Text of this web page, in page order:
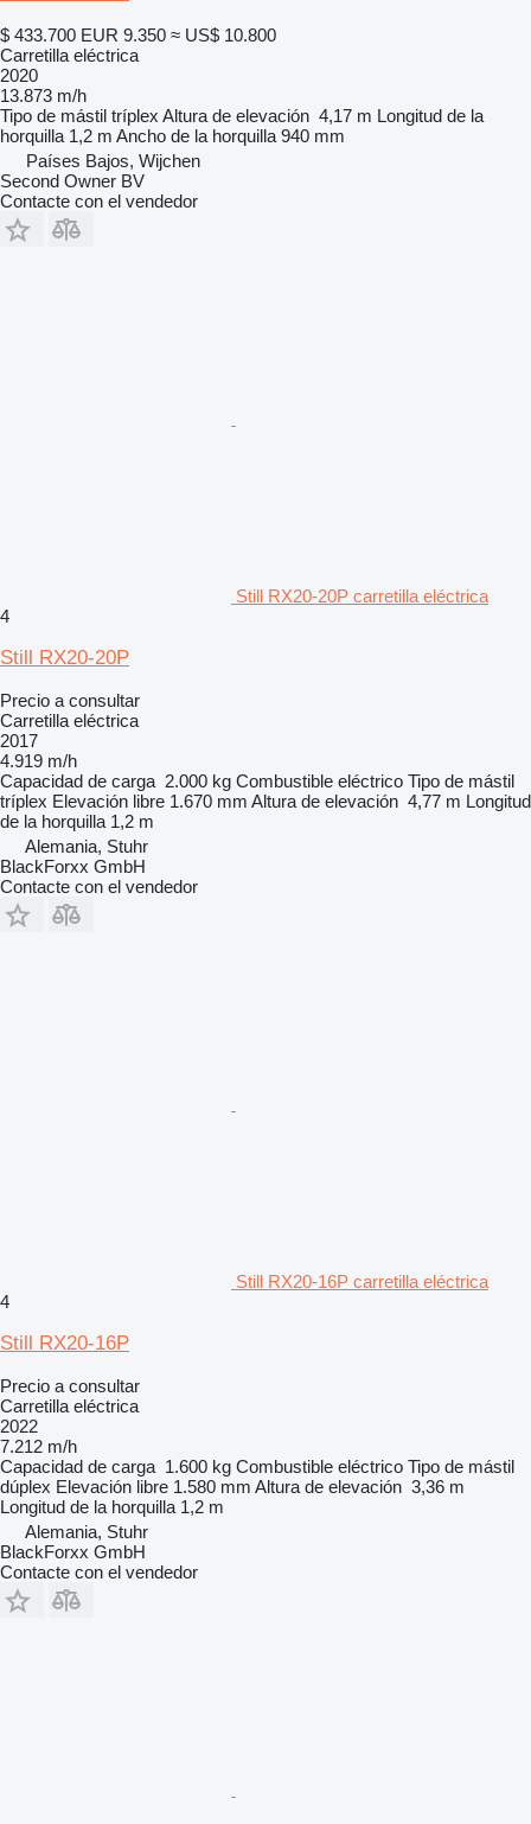
$ 433.700 EUR 9.350 ≈ US$ 10.800
Carretilla eléctrica
2020
13.873 m/h
Tipo de mástil tríplex Altura de elevación 4,17 m Longitud de la
horquilla 1,2 m Ancho de la horquilla 940 mm
Países Bajos, Wijchen
Second Owner BV
Contacte con el vendedor
Still RX20-20P carretilla eléctrica
4
Still RX20-20P
Precio a consultar
Carretilla eléctrica
2017
4.919 m/h
Capacidad de carga 2.000 kg Combustible eléctrico Tipo de mástil
tríplex Elevación libre 1.670 mm Altura de elevación 4,77 m Longitud
de la horquilla 1,2 m
Alemania, Stuhr
BlackForxx GmbH
Contacte con el vendedor
Still RX20-16P carretilla eléctrica
4
Still RX20-16P
Precio a consultar
Carretilla eléctrica
2022
7.212 m/h
Capacidad de carga 1.600 kg Combustible eléctrico Tipo de mástil
dúplex Elevación libre 1.580 mm Altura de elevación 3,36 m
Longitud de la horquilla 1,2 m
Alemania, Stuhr
BlackForxx GmbH
Contacte con el vendedor